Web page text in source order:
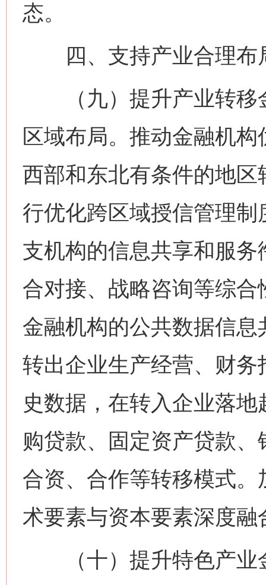
态。
四、支持产业合理布
（九）提升产业转移
区域布局。推动金融机
西部和东北有条件的地
行优化跨区域授信管理
支机构的信息共享和服
合对接、战略咨询等综
金融机构的公共数据信
转出企业生产经营、财
史数据，在转入企业落
购贷款、固定资产贷款
合资、合作等转移模式
术要素与资本要素深度融
（十）提升特色产业